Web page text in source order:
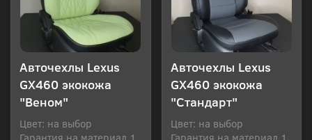
Авточехлы Lexus
GX460 экокожа
"Веном"
Цвет: на выбор
Гарантия на материал 1
Авточехлы Lexus
GX460 экокожа
"Стандарт"
Цвет: на выбор
Гарантия на материал 1